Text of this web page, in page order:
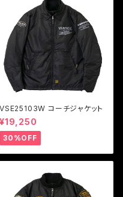
VSE25103W コーチジャケット
¥19,250
30%OFF